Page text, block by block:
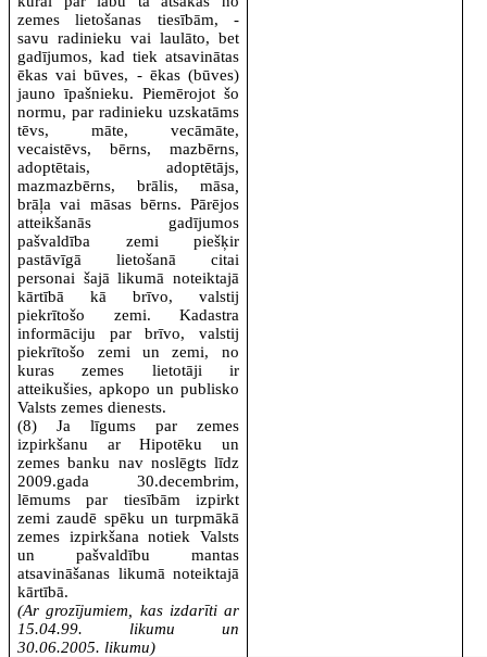
zemes lietošanas tiesībām, -
savu radinieku vai laulāto, bet
gadījumos, kad tiek atsavinātas
ēkas vai būves, - ēkas (būves)
jauno īpašnieku. Piemērojot šo
normu, par radinieku uzskatāms
tēvs, māte, vecāmāte,
vecaistēvs, bērns, mazbērns,
adoptētais, adoptētājs,
mazmazbērns, brālis, māsa
brāļa vai māsas bērns. Pārējos
atteikšanās gadījumos
pašvaldība zemi piešķir
pastāvīgā lietošanā citai
personai šajā likumā noteiktajā
kārtībā kā brīvo, valstij
piekrītošo zemi. Kadastra
informāciju par brīvo, valstij
piekrītošo zemi un zemi, no
kuras zemes lietotāji ir
atteikušies, apkopo un publisko
Valsts zemes dienests.
(8) Ja līgums par zemes
izpirkšanu ar Hipotēku un
zemes banku nav noslēgts līdz
2009.gada 30.decembrim,
lēmums par tiesībām izpirkt
zemi zaudē spēku un turpmākā
zemes izpirkšana notiek Valsts
un pašvaldību mantas
atsavināšanas likumā noteiktajā
kārtībā.
(Ar grozījumiem, kas izdarīti ar
15.04.99. likumu un
30.06.2005. likumu)